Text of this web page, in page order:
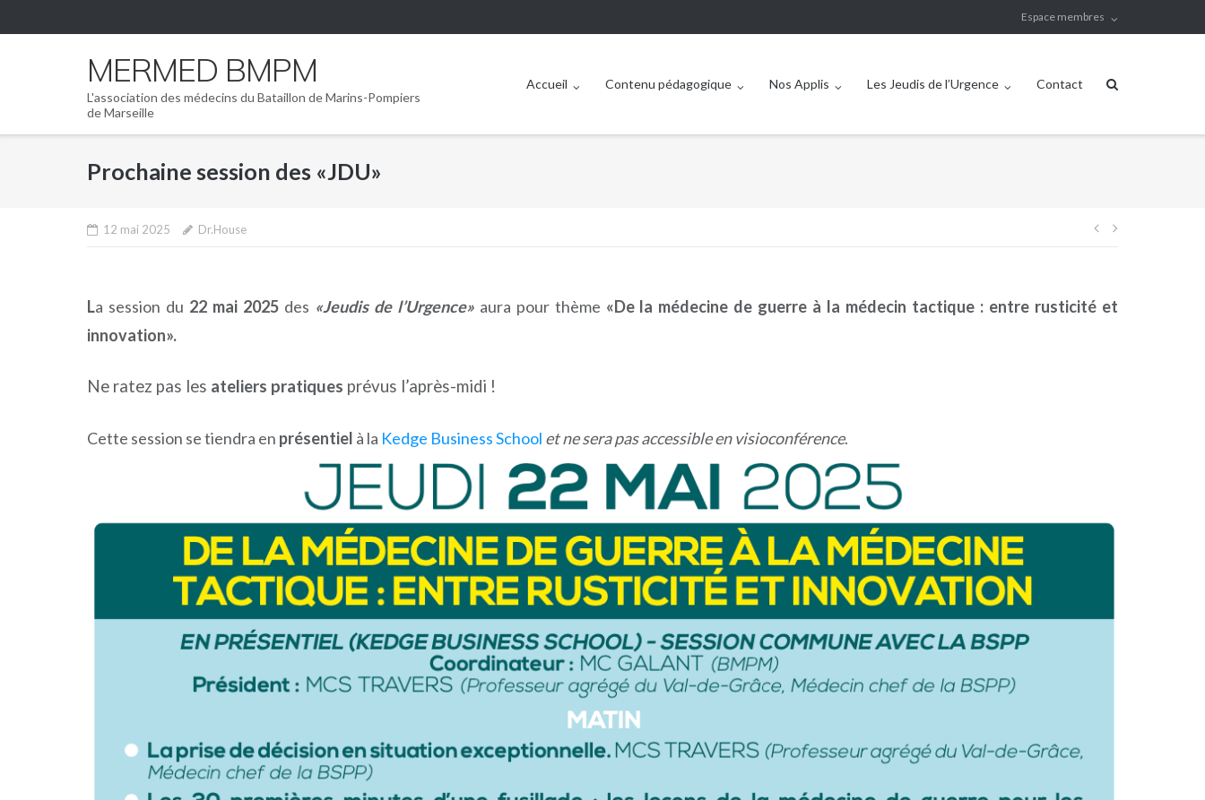
to
Espace membres
MERMED BMPM
L'association des médecins du Bataillon de Marins-Pompiers
de Marseille
Accueil Contenu pédagogique Nos Applis Les Jeudis de l’Urgence Contact
Prochaine session des «JDU»
12 mai 2025 Dr.House
Navigation
La session du 22 mai 2025des «Jeudis de l’Urgence» aura pour thème «De la médecine de guerre à la médecin tactique : entre rusticité et
innovation».
Ne ratez pas les ateliers pratiques prévus l’après-midi !
Cette session se tiendra en présentiel à la Kedge Business School et ne sera pas accessible en visioconférence.